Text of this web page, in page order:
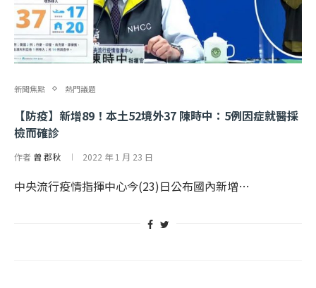
新聞焦點 熱門議題
【防疫】新增89！本土52境外37 陳時中：5例因症就醫採
檢而確診
作者 曾 郡秋 2022 年 1 月 23 日
中央流行疫情指揮中心今(23)日公布國內新增…